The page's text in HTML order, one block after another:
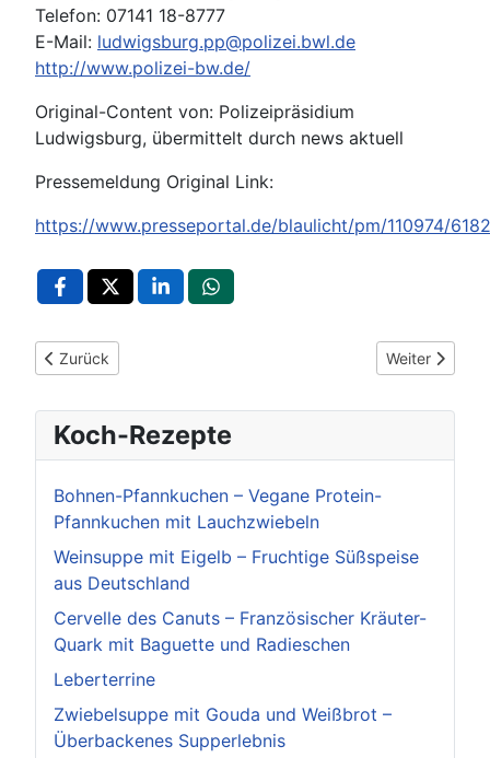
Telefon: 07141 18-8777
E-Mail: ludwigsburg.pp@polizei.bwl.de
http://www.polizei-bw.de/
Original-Content von: Polizeipräsidium
Ludwigsburg, übermittelt durch news aktuell
Pressemeldung Original Link:
https://www.presseportal.de/blaulicht/pm/110974/
Vorheriger Beitrag: POL-LB: Vaihingen an der Enz: weitere
Zurück Nächster
Weiter
Koch-Rezepte
Bohnen-Pfannkuchen – Vegane Protein-
Pfannkuchen mit Lauchzwiebeln
Weinsuppe mit Eigelb – Fruchtige Süßspeise
aus Deutschland
Cervelle des Canuts – Französischer Kräuter-
Quark mit Baguette und Radieschen
Leberterrine
Zwiebelsuppe mit Gouda und Weißbrot –
Überbackenes Supperlebnis